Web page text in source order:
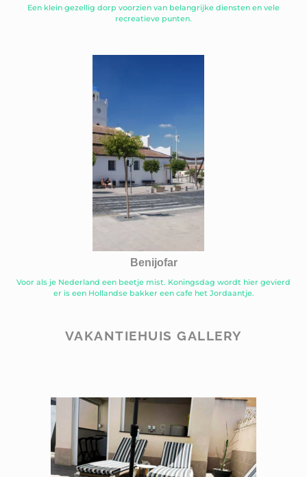
Een klein gezellig dorp voorzien van belangrijke diensten en vele
recreatieve punten.
Benijofar
Voor als je Nederland een beetje mist. Koningsdag wordt hier gevierd
er is een Hollandse bakker een cafe het Jordaantje.
VAKANTIEHUIS GALLERY